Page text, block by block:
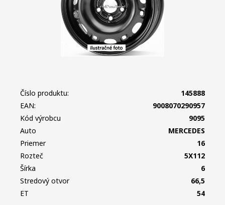
Číslo produktu:
145888
EAN:
9008070290957
Kód výrobcu
9095
Auto
MERCEDES
Priemer
16
Rozteč
5X112
Šírka
6
Stredový otvor
66,5
ET
54